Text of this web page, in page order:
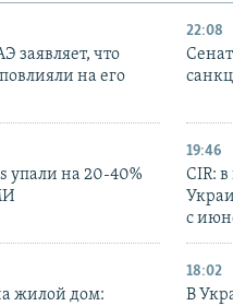
заявляет, что
на его
22:08
упали на 20-40%
19:46
CIR:
с
жилой дом:
18:02
В